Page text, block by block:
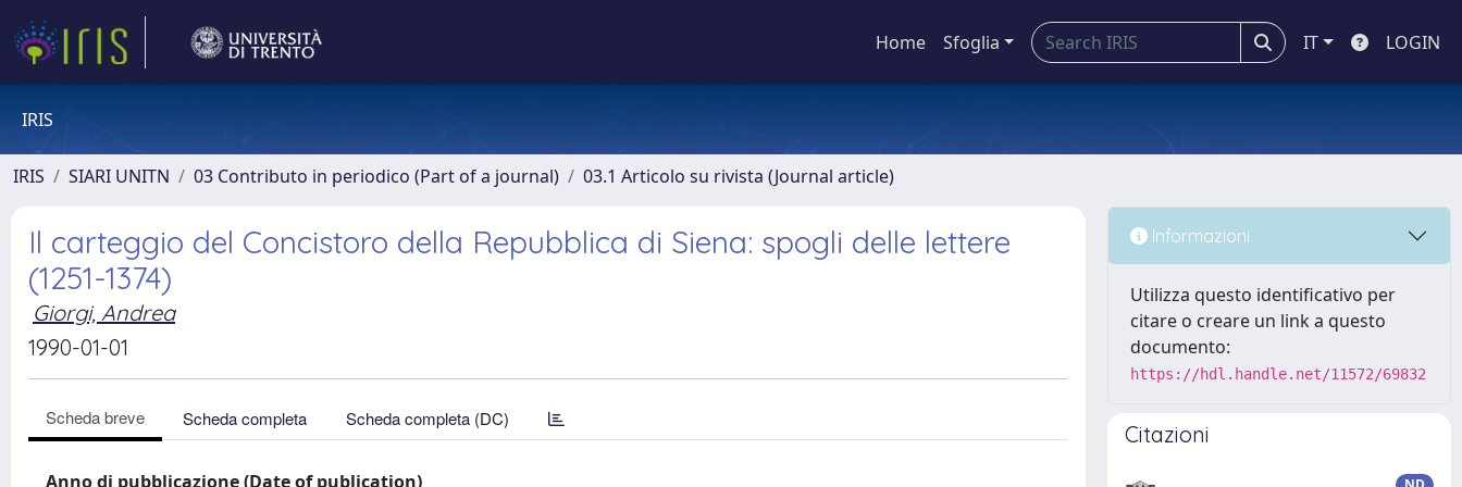
Home Sfoglia IT LOGIN
IRIS
IRIS SIARI UNITN 03 Contributo in periodico (Part of a journal) 03.1 Articolo su rivista (Journal article)
Il carteggio del Concistoro della Repubblica di Siena: spogli delle lettere
(1251-1374)
Giorgi, Andrea
1990-01-01
Scheda breve Scheda completa Scheda completa (DC)
Anno di pubblicazione (Date of publication)
Informazioni
Utilizza questo identificativo per
citare o creare un link a questo
documento:
https://hdl.handle.net/11572/69832
Citazioni